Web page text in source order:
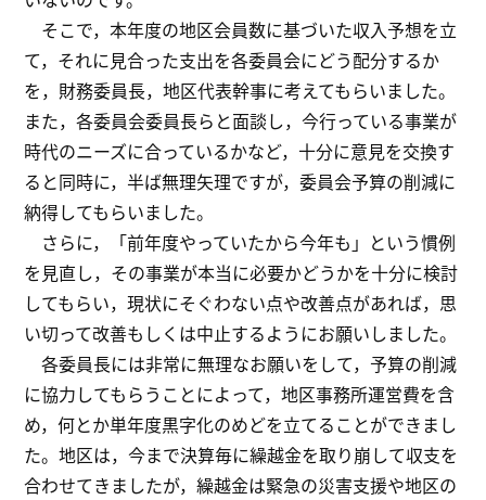
そこで，本年度の地区会員数に基づいた収入予想を立
て，それに見合った支出を各委員会にどう配分するか
を，財務委員長，地区代表幹事に考えてもらいました。
また，各委員会委員長らと面談し，今行っている事業が
時代のニーズに合っているかなど，十分に意見を交換す
ると同時に，半ば無理矢理ですが，委員会予算の削減に
納得してもらいました。
さらに，「前年度やっていたから今年も」という慣例
を見直し，その事業が本当に必要かどうかを十分に検討
してもらい，現状にそぐわない点や改善点があれば，思
い切って改善もしくは中止するようにお願いしました。
各委員長には非常に無理なお願いをして，予算の削減
に協力してもらうことによって，地区事務所運営費を含
め，何とか単年度黒字化のめどを立てることができまし
た。地区は，今まで決算毎に繰越金を取り崩して収支を
合わせてきましたが，繰越金は緊急の災害支援や地区の